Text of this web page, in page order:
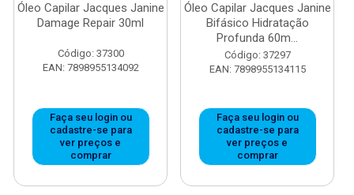
Óleo Capilar Jacques Janine
Damage Repair 30ml
Código: 37300
EAN: 7898955134092
Faça seu login ou
cadastre-se para
ver preços e
comprar
Óleo Capilar Jacques Janine
Bifásico Hidratação
Profunda 60m...
Código: 37297
EAN: 7898955134115
Faça seu login ou
cadastre-se para
ver preços e
comprar